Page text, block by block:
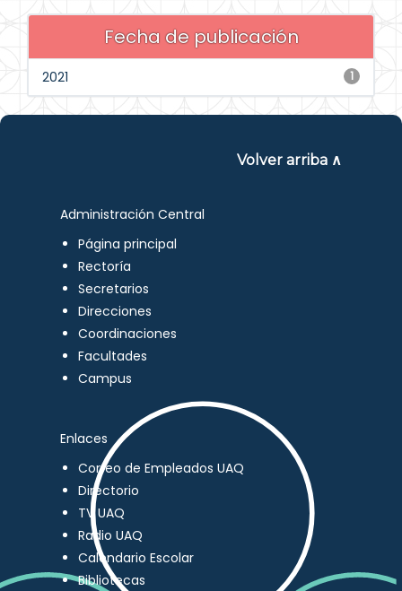
Fecha de publicación
1
2021
Volver arriba ∧
Administración Central
Página principal
Rectoría
Secretarios
Direcciones
Coordinaciones
Facultades
Campus
Enlaces
Correo de Empleados UAQ
Directorio
TV UAQ
Radio UAQ
Calendario Escolar
Bibliotecas